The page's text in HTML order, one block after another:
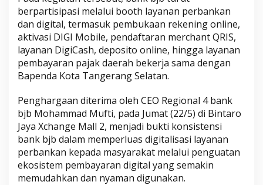
berpartisipasi melalui booth layanan perbankan
dan digital, termasuk pembukaan rekening online,
aktivasi DIGI Mobile, pendaftaran merchant QRIS,
layanan DigiCash, deposito online, hingga layanan
pembayaran pajak daerah bekerja sama dengan
Bapenda Kota Tangerang Selatan.
Penghargaan diterima oleh CEO Regional 4 bank
bjb Mohammad Mufti, pada Jumat (22/5) di Bintaro
Jaya Xchange Mall 2, menjadi bukti konsistensi
bank bjb dalam memperluas digitalisasi layanan
perbankan kepada masyarakat melalui penguatan
ekosistem pembayaran digital yang semakin
memudahkan dan nyaman digunakan.